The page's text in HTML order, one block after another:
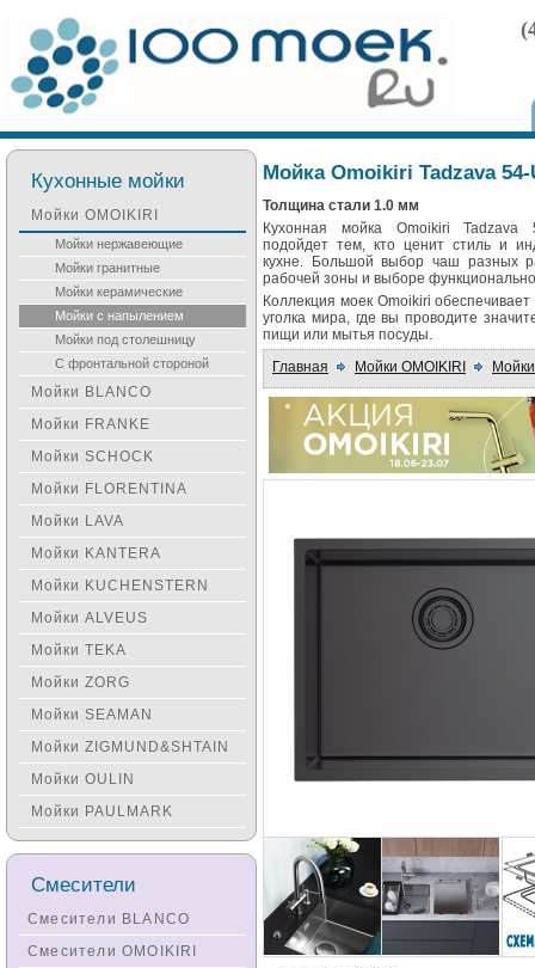
Мойка Omoikiri Tadzava
Толщина стали 1.0 мм
Кухонная мойка Omoikiri Tadzava
подойдет тем, кто ценит стиль и
кухне. Большой выбор чаш разных
рабочей зоны и выборе
Коллекция моек Omoikiri
уголка мира, где вы проводите
пищи или мытья посуды.
Главная
Мойки OMOIKIRI
Кухонные мойки
Мойки OMOIKIRI
Мойки нержавеющие
Мойки гранитные
Мойки керамические
Мойки с напылением
Мойки под столешницу
С фронтальной стороной
Мойки BLANCO
Мойки FRANKE
Мойки SCHOCK
Мойки FLORENTINA
Мойки LAVA
Мойки KANTERA
Мойки KUCHENSTERN
Мойки ALVEUS
Мойки TEKA
Мойки ZORG
Мойки SEAMAN
Мойки ZIGMUND&SHTAIN
Мойки OULIN
Мойки PAULMARK
Смесители
Смесители BLANCO
Смесители OMOIKIRI